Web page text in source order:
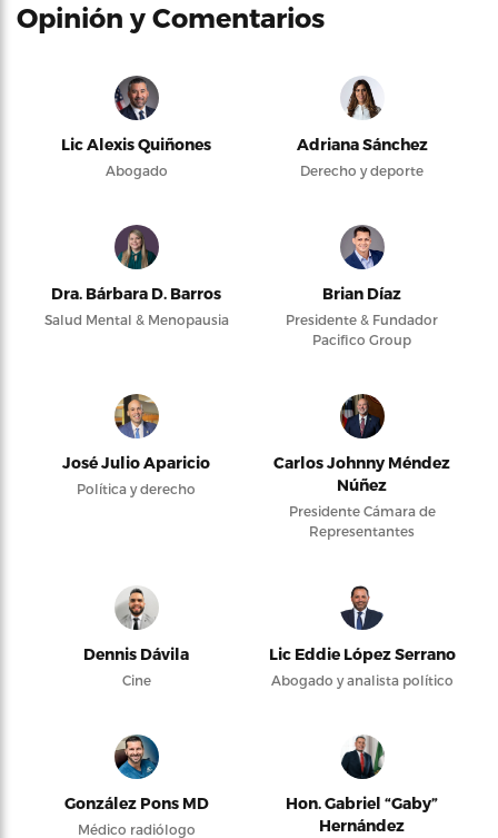
Opinión y Comentarios
Lic Alexis Quiñones
Abogado
Adriana Sánchez
Derecho y deporte
Dra. Bárbara D. Barros
Salud Mental & Menopausia
Brian Díaz
Presidente & Fundador
Pacifico Group
José Julio Aparicio
Política y derecho
Carlos Johnny Méndez
Núñez
Presidente Cámara de
Representantes
Dennis Dávila
Cine
Lic Eddie López Serrano
Abogado y analista político
González Pons MD
Médico radiólogo
Hon. Gabriel “Gaby”
Hernández